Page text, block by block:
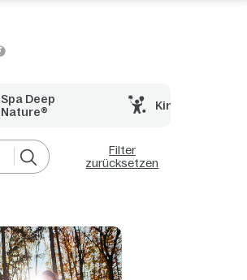
Spa Deep
Nature®
Filter
zurücksetzen